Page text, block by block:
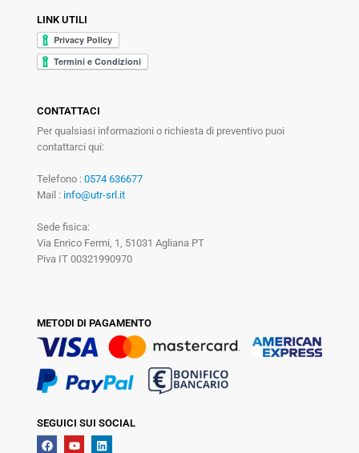
LINK UTILI
CONTATTACI
Per qualsiasi informazioni o richiesta di preventivo puoi
contattarci qui:
Telefono : 0574 636677
Mail : info@utr-srl.it
Sede fisica:
Via Enrico Fermi, 1, 51031 Agliana PT
Piva IT 00321990970
METODI DI PAGAMENTO
SEGUICI SUI SOCIAL